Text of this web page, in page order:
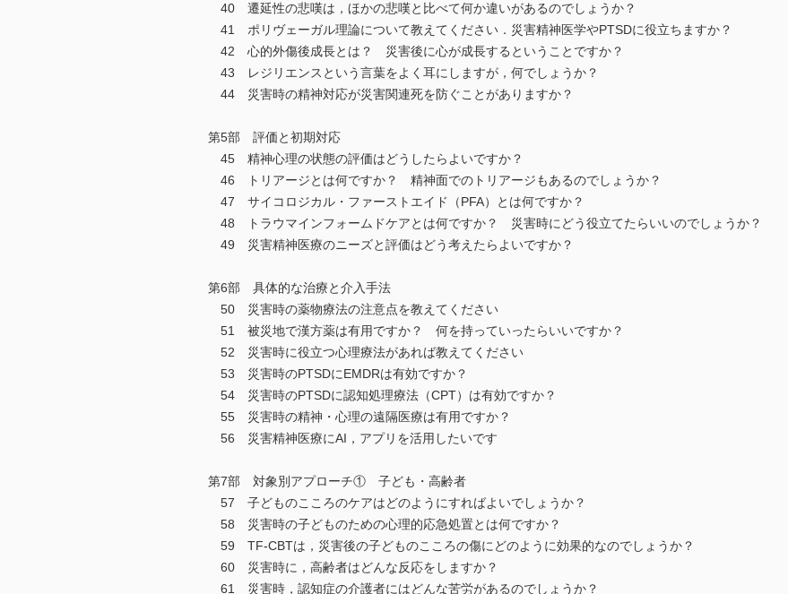
40 遷延性の悲嘆は，ほかの悲嘆と比べて何か違いがあるのでしょうか？
41 ポリヴェーガル理論について教えてください．災害精神医学やPTSDに役立ちますか？
42 心的外傷後成長とは？ 災害後に心が成長するということですか？
43 レジリエンスという言葉をよく耳にしますが，何でしょうか？
44 災害時の精神対応が災害関連死を防ぐことがありますか？
第5部 評価と初期対応
45 精神心理の状態の評価はどうしたらよいですか？
46 トリアージとは何ですか？ 精神面でのトリアージもあるのでしょうか？
47 サイコロジカル・ファーストエイド（PFA）とは何ですか？
48 トラウマインフォームドケアとは何ですか？ 災害時にどう役立てたらいいのでしょうか？
49 災害精神医療のニーズと評価はどう考えたらよいですか？
第6部 具体的な治療と介入手法
50 災害時の薬物療法の注意点を教えてください
51 被災地で漢方薬は有用ですか？ 何を持っていったらいいですか？
52 災害時に役立つ心理療法があれば教えてください
53 災害時のPTSDにEMDRは有効ですか？
54 災害時のPTSDに認知処理療法（CPT）は有効ですか？
55 災害時の精神・心理の遠隔医療は有用ですか？
56 災害精神医療にAI，アプリを活用したいです
第7部 対象別アプローチ① 子ども・高齢者
57 子どものこころのケアはどのようにすればよいでしょうか？
58 災害時の子どものための心理的応急処置とは何ですか？
59 TF-CBTは，災害後の子どものこころの傷にどのように効果的なのでしょうか？
60 災害時に，高齢者はどんな反応をしますか？
61 災害時，認知症の介護者にはどんな苦労があるのでしょうか？